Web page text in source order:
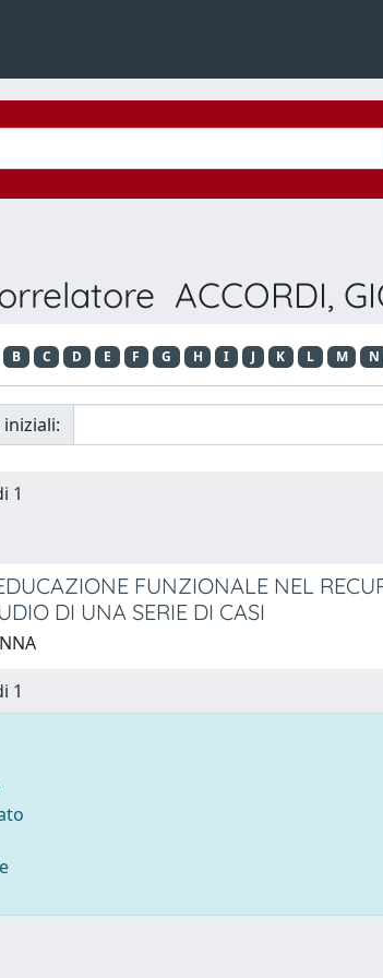
ACCORDI,
B C D E F G H I J K L M N
1
FUNZIONALE NEL
DI UNA SERIE DI CASI
1